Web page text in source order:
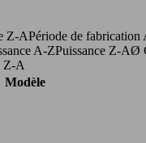
Z-APériode de fabrication
A-ZPuissance Z-AØ
Z-A
Modèle